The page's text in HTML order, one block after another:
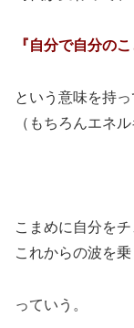
『自分で自分の
という意味を持
（もちろんエネ
こまめに自分を
これからの波を
っていう。